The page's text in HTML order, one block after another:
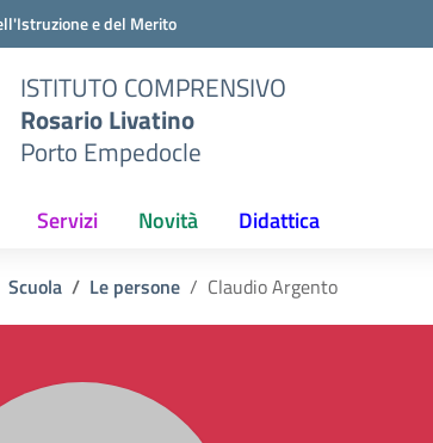
e del Merito
ISTITUTO COMPRENSIVO
Rosario Livatino
Porto Empedocle
Servizi Novità Didattica
Scuola Le persone Claudio Argento